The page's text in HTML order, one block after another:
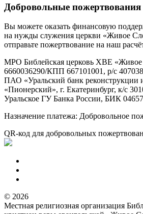
Добровольные пожертвования
Вы можете оказать финансовую
на нужды служения церкви «Живое
отправьте пожертвование на наш
МРО Библейская церковь ХВЕ
6660036290/КПП 667101001, р/с
ПАО «Уральский банк реконструкции
«Пионерский», г. Екатеринбург, к/с
Уральское ГУ Банка России, БИК
Назначение платежа: Добровольное
QR-код для добровольных
© 2026
Местная религиозная организация